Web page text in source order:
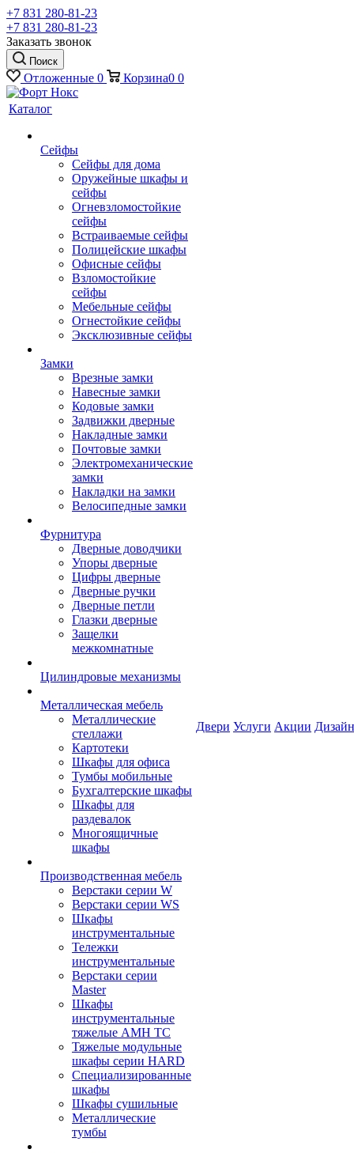
+7 831 280-81-23
+7 831 280-81-23
Заказать звонок
Поиск
Отложенные 0 Корзина0 0
Каталог
Сейфы
Сейфы для дома
Оружейные шкафы и
сейфы
Огневзломостойкие
сейфы
Встраиваемые сейфы
Полицейские шкафы
Офисные сейфы
Взломостойкие
сейфы
Мебельные сейфы
Огнестойкие сейфы
Эксклюзивные сейфы
Замки
Врезные замки
Навесные замки
Кодовые замки
Задвижки дверные
Накладные замки
Почтовые замки
Электромеханические
замки
Накладки на замки
Велосипедные замки
Фурнитура
Дверные доводчики
Упоры дверные
Цифры дверные
Дверные ручки
Дверные петли
Глазки дверные
Защелки
межкомнатные
Цилиндровые механизмы
Металлическая мебель
Металлические
стеллажи
Картотеки
Шкафы для офиса
Тумбы мобильные
Бухгалтерские шкафы
Шкафы для
раздевалок
Многоящичные
шкафы
Производственная мебель
Верстаки серии W
Верстаки серии WS
Шкафы
инструментальные
Тележки
инструментальные
Верстаки серии
Master
Шкафы
инструментальные
тяжелые AMH TC
Тяжелые модульные
шкафы серии HARD
Cпециализированные
шкафы
Шкафы сушильные
Металлические
тумбы
Двери Услуги Акции